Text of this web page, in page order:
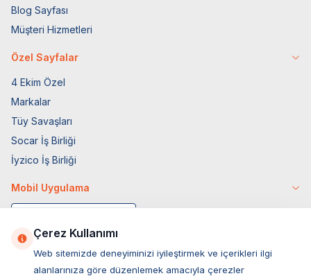
Blog Sayfası
Müşteri Hizmetleri
Özel Sayfalar
4 Ekim Özel
Markalar
Tüy Savaşları
Socar İş Birliği
İyzico İş Birliği
Mobil Uygulama
Çerez Kullanımı
Web sitemizde deneyiminizi iyileştirmek ve içerikleri ilgi
alanlarınıza göre düzenlemek amacıyla çerezler